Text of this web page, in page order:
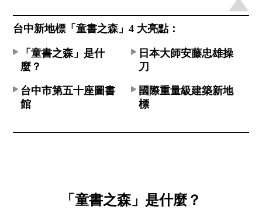
台中新地標「童書之森」4 大亮點：
「童書之森」是什
麼？
日本大師安藤忠雄操
刀
台中市第五十座圖書
館
國際重量級建築新地
標
「童書之森」是什麼？